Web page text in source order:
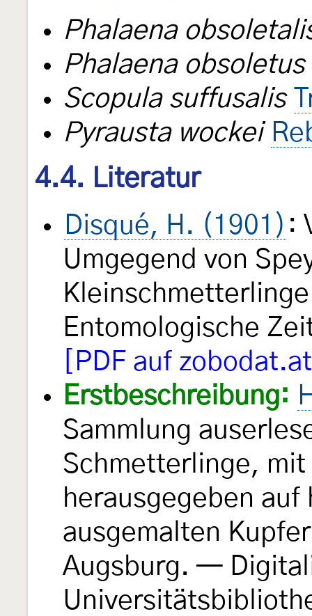
Phalaena
Phalaena obsoletus
Scopula suffusalis
Pyrausta wockei
4.4. Literatur
Disqué, H. (1901) :
Umgegend von
Entomologische
[PDF auf
Erstbeschreibung:
Sammlung
Schmetterlinge, mit
herausgegeben
ausgemalten
Augsburg. —